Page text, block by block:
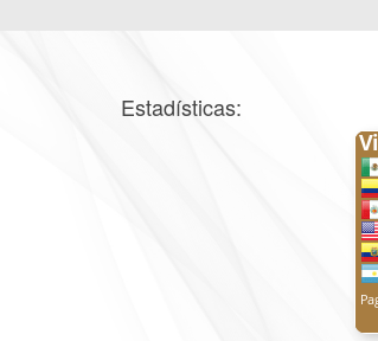
Estadísticas: